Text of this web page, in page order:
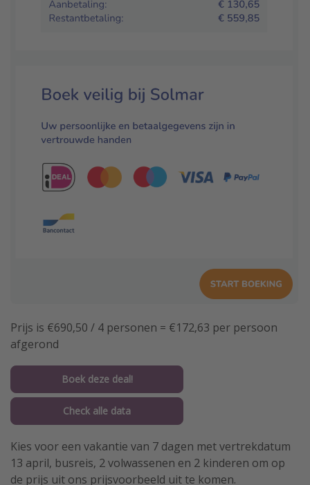
Prijs is €690,50 / 4 personen = €172,63 per persoon
afgerond
Boek deze deal!
Check alle data
Kies voor een vakantie van 7 dagen met vertrekdatum
13 april, busreis, 2 volwassenen en 2 kinderen om op
de prijs uit ons prijsvoorbeeld uit te komen.